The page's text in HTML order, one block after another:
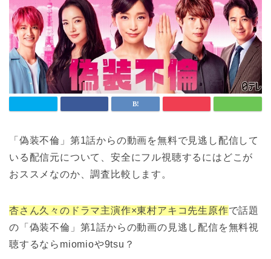
「偽装不倫」第1話からの動画を無料で見逃し配信して
いる配信元について、安全にフル視聴するにはどこが
おススメなのか、調査比較します。
杏さん久々のドラマ主演作×東村アキコ先生原作で話題
の「偽装不倫」第1話からの動画の見逃し配信を無料視
聴するならmiomioや9tsu？